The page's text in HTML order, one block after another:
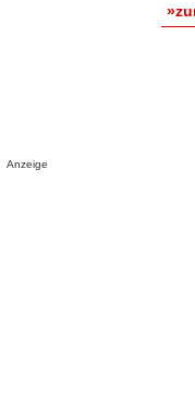
Anzeige